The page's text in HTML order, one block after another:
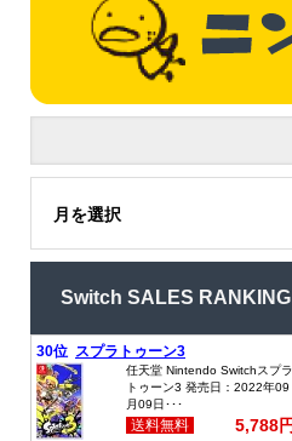
月を選択
Switch SALES RANKING